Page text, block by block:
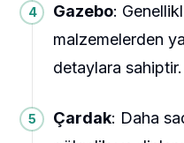
Gazebo:
malzemelerden
detaylara sahiptir.
Çardak: Daha